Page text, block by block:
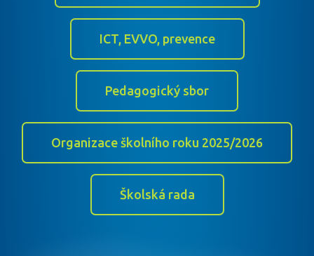
ICT, EVVO, prevence
Pedagogický sbor
Organizace školního roku 2025/2026
Školská rada